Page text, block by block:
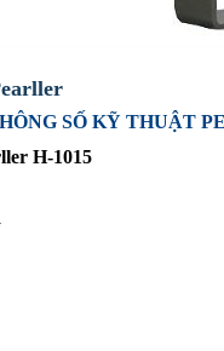
SỐ KỸ THUẬT
H-1015